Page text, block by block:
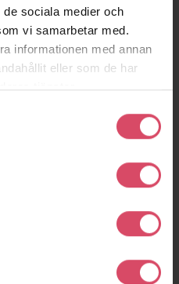
sociala medier och
vi samarbetar med.
informationen med annan
eller som de har
tjänster.